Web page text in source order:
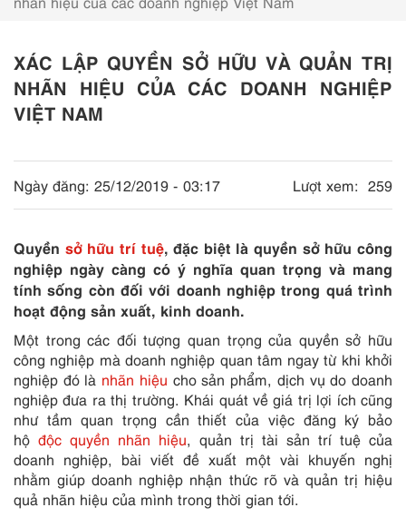
XÁC LẬP QUYỀN SỞ HỮU VÀ QUẢN TRỊ
NHÃN HIỆU CỦA CÁC DOANH NGHIỆP
VIỆT NAM
Ngày đăng: 25/12/2019 - 03:17 Lượt xem: 259
Quyền sở hữu trí tuệ, đặc biệt là quyền sở hữu công
nghiệp ngày càng có ý nghĩa quan trọng và mang
tính sống còn đối với doanh nghiệp trong quá trình
hoạt động sản xuất, kinh doanh.
Một trong các đối tượng quan trọng của quyền sở hữu
công nghiệp mà doanh nghiệp quan tâm ngay từ khi khởi
nghiệp đó là nhãn hiệu cho sản phẩm, dịch vụ do doanh
nghiệp đưa ra thị trường. Khái quát về giá trị lợi ích cũng
như tầm quan trọng cần thiết của việc đăng ký bảo
hộ độc quyền nhãn hiệu, quản trị tài sản trí tuệ của
doanh nghiệp, bài viết đề xuất một vài khuyến nghị
nhằm giúp doanh nghiệp nhận thức rõ và quản trị hiệu
quả nhãn hiệu của mình trong thời gian tới.